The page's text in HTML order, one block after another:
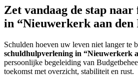
Zet vandaag de stap
in “Nieuwerkerk aan den
Schulden hoeven uw leven niet langer te
schuldhulpverlening in “Nieuwerkerk
persoonlijke begeleiding van
toekomst met overzicht, stabiliteit en rust.